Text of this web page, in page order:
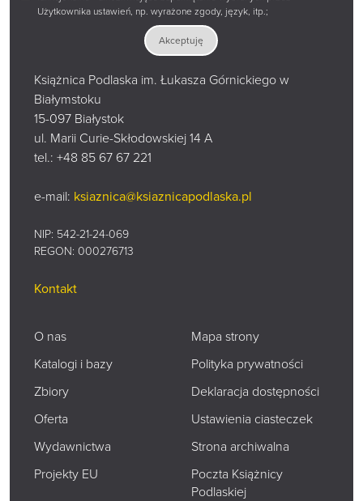
Użytkownika ustawień, np. wyrażone zgody, język, itp.;
Akceptuję
Sklep
Książnica Podlaska im. Łukasza Górnickiego w
Białymstoku
15-097 Białystok
ul. Marii Curie-Skłodowskiej 14 A
tel.: +48 85 67 67 221
e-mail: ksiaznica@ksiaznicapodlaska.pl
NIP: 542-21-24-069
REGON: 000276713
Kontakt
O nas
Katalogi i bazy
Zbiory
Oferta
Wydawnictwa
Projekty EU
Mapa strony
Polityka prywatności
Deklaracja dostępności
Ustawienia ciasteczek
Strona archiwalna
Poczta Książnicy
Podlaskiej